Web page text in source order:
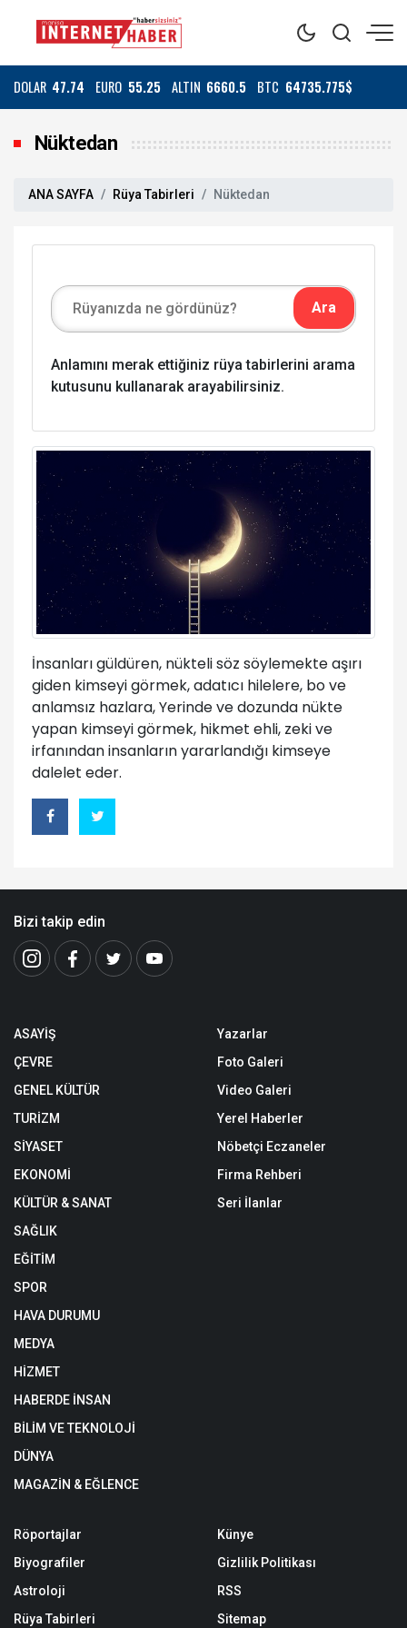
DOLAR 47.74 EURO 55.25 ALTIN 6660.5 BTC 64735.775$
Nüktedan
ANA SAYFA Rüya Tabirleri Nüktedan
Anlamını merak ettiğiniz rüya tabirlerini arama
kutusunu kullanarak arayabilirsiniz.
İnsanları güldüren, nükteli söz söylemekte aşırı
giden kimseyi görmek, adatıcı hilelere, bo ve
anlamsız hazlara, Yerinde ve dozunda nükte
yapan kimseyi görmek, hikmet ehli, zeki ve
irfanından insanların yararlandığı kimseye
dalelet eder.
Bizi takip edin
ASAYİŞ
ÇEVRE
GENEL KÜLTÜR
TURİZM
SİYASET
EKONOMİ
KÜLTÜR & SANAT
SAĞLIK
EĞİTİM
SPOR
HAVA DURUMU
MEDYA
HİZMET
HABERDE İNSAN
BİLİM VE TEKNOLOJİ
DÜNYA
MAGAZİN & EĞLENCE
Yazarlar
Foto Galeri
Video Galeri
Yerel Haberler
Nöbetçi Eczaneler
Firma Rehberi
Seri İlanlar
Röportajlar
Biyografiler
Astroloji
Rüya Tabirleri
Künye
Gizlilik Politikası
RSS
Sitemap